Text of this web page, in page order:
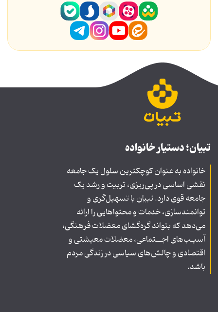
تبیان؛ دستیار خانواده
خانواده به عنوان کوچکترین سلول یک جامعه
نقشی اساسی در پی‌ریزی، تربیت و رشد یک
جامعه قوی دارد. تبیان با تسهیل‌گری و
توانمندسازی، خدمات و محتواهایی را ارائه
می‌دهد که بتواند گره‌گشای معضلات فرهنگی،
آسیـب‌های اجــتماعی، معضلات معیشتی و
اقتصادی و چالش‌های سیاسی در زندگی مردم
باشد.